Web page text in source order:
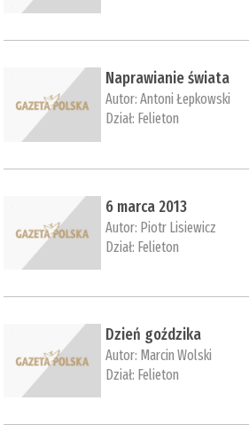
Naprawianie świata
Autor:Antoni Łepkowski
Dział: Felieton
6 marca 2013
Autor: Piotr Lisiewicz
Dział: Felieton
Dzień goździka
Autor: Marcin Wolski
Dział: Felieton